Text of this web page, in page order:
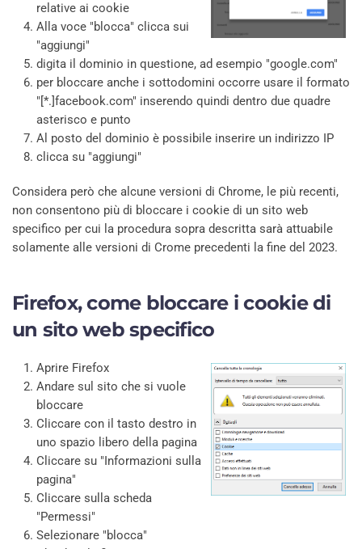
relative ai cookie
Alla voce "blocca" clicca sui
"aggiungi"
digita il dominio in questione, ad esempio "google.com"
per bloccare anche i sottodomini occorre usare il formato
"[*.]facebook.com" inserendo quindi dentro due quadre
asterisco e punto
Al posto del dominio è possibile inserire un indirizzo IP
clicca su "aggiungi"
Considera però che alcune versioni di Chrome, le più recenti,
non consentono più di bloccare i cookie di un sito web
specifico per cui la procedura sopra descritta sarà attuabile
solamente alle versioni di Crome precedenti la fine del 2023.
Firefox, come bloccare i cookie di
un sito web specifico
Aprire Firefox
Andare sul sito che si vuole
bloccare
Cliccare con il tasto destro in
uno spazio libero della pagina
Cliccare su "Informazioni sulla
pagina"
Cliccare sulla scheda
"Permessi"
Selezionare "blocca"